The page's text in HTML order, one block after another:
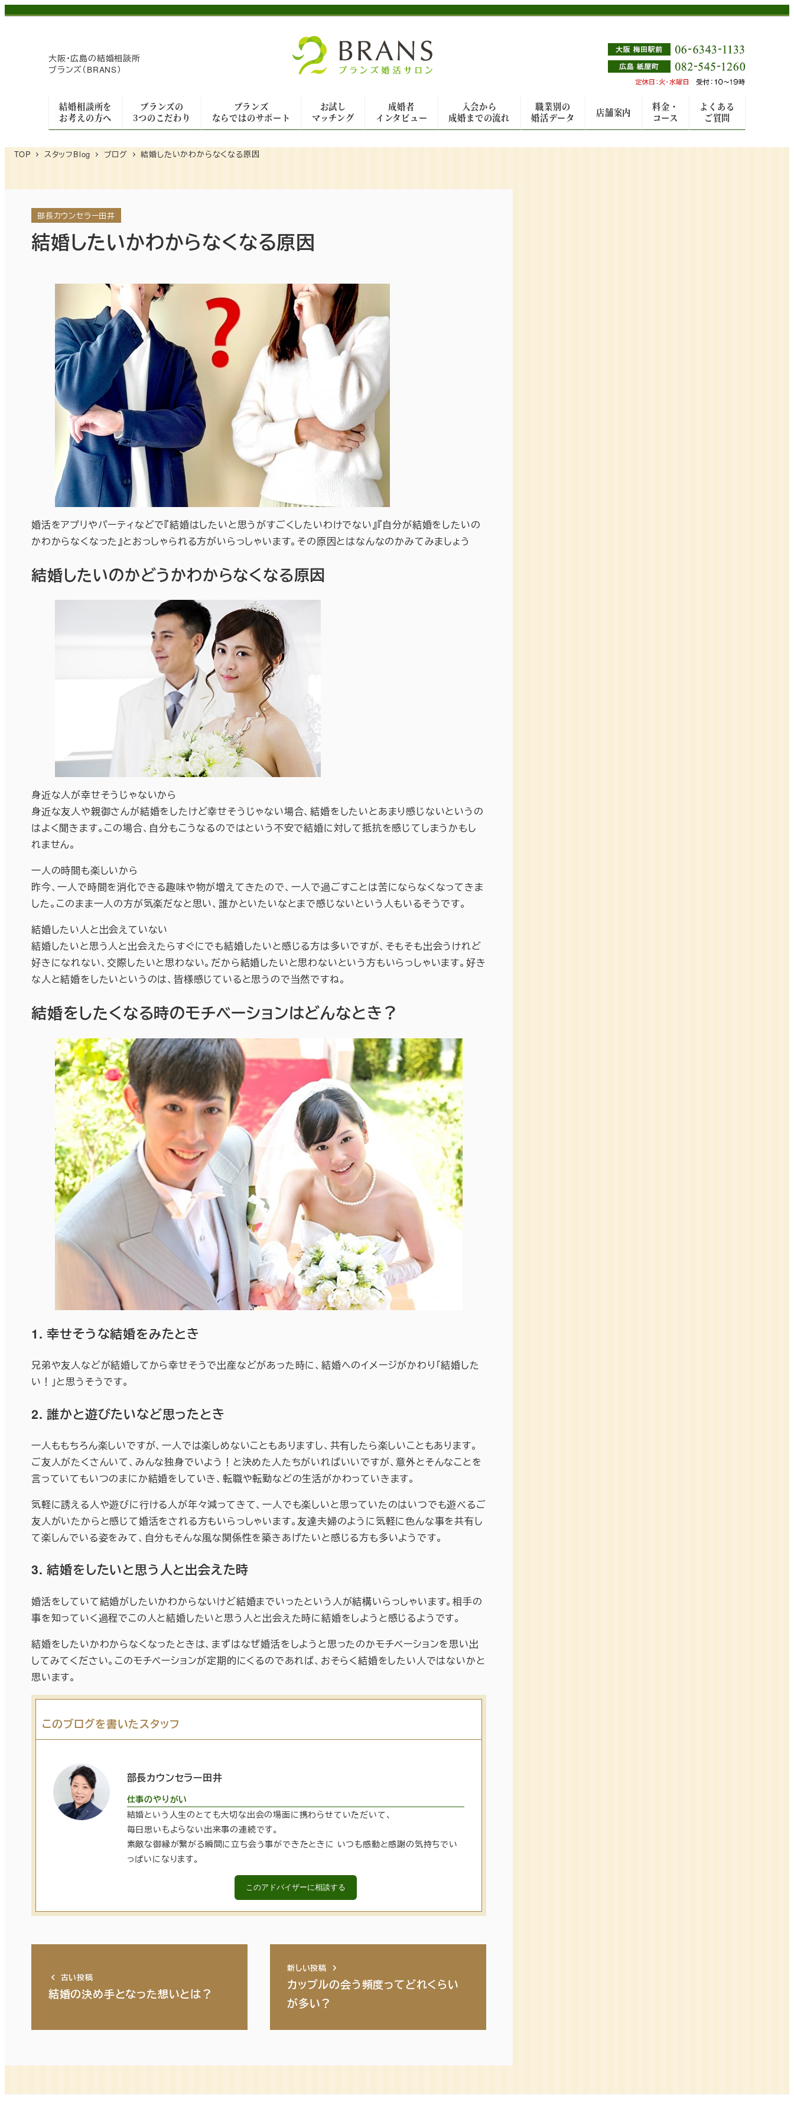
メ
へ
大阪・広島の結婚相談所
ブランズ（BRANS）
結婚相談所を
お考えの方へ
ブランズの
3つのこだわり
ブランズ
ならではのサポート
お試し
マッチング
成婚者
インタビュー
入会から
成婚までの流れ
職業別の
婚活データ
店舗案内
料金・
コース
よくある
ご質問
TOP スタッフBlog ブログ 結婚したいかわからなくなる原因
部長カウンセラー田井
結婚したいかわからなくなる原因
婚活をアプリやパーティなどで『結婚はしたいと思うがすごくしたいわけでない』『自分が結婚をしたいの
かわからなくなった』とおっしゃられる方がいらっしゃいます。その原因とはなんなのかみてみましょう
結婚したいのかどうかわからなくなる原因
身近な人が幸せそうじゃないから
身近な友人や親御さんが結婚をしたけど幸せそうじゃない場合、結婚をしたいとあまり感じないというの
はよく聞きます。この場合、自分もこうなるのではという不安で結婚に対して抵抗を感じてしまうかもし
れません。
一人の時間も楽しいから
昨今、一人で時間を消化できる趣味や物が増えてきたので、一人で過ごすことは苦にならなくなってきま
した。このまま一人の方が気楽だなと思い、誰かといたいなとまで感じないという人もいるそうです。
結婚したい人と出会えていない
結婚したいと思う人と出会えたらすぐにでも結婚したいと感じる方は多いですが、そもそも出会うけれど
好きになれない、交際したいと思わない。だから結婚したいと思わないという方もいらっしゃいます。好き
な人と結婚をしたいというのは、皆様感じていると思うので当然ですね。
結婚をしたくなる時のモチベーションはどんなとき？
1. 幸せそうな結婚をみたとき
兄弟や友人などが結婚してから幸せそうで出産などがあった時に、結婚へのイメージがかわり「結婚した
い！」と思うそうです。
2. 誰かと遊びたいなど思ったとき
一人ももちろん楽しいですが、一人では楽しめないこともありますし、共有したら楽しいこともあります。
ご友人がたくさんいて、みんな独身でいよう！と決めた人たちがいればいいですが、意外とそんなことを
言っていてもいつのまにか結婚をしていき、転職や転勤などの生活がかわっていきます。
気軽に誘える人や遊びに行ける人が年々減ってきて、一人でも楽しいと思っていたのはいつでも遊べるご
友人がいたからと感じて婚活をされる方もいらっしゃいます。友達夫婦のように気軽に色んな事を共有し
て楽しんでいる姿をみて、自分もそんな風な関係性を築きあげたいと感じる方も多いようです。
3. 結婚をしたいと思う人と出会えた時
婚活をしていて結婚がしたいかわからないけど結婚までいったという人が結構いらっしゃいます。相手の
事を知っていく過程でこの人と結婚したいと思う人と出会えた時に結婚をしようと感じるようです。
結婚をしたいかわからなくなったときは、まずはなぜ婚活をしようと思ったのかモチベーションを思い出
してみてください。このモチベーションが定期的にくるのであれば、おそらく結婚をしたい人ではないかと
思います。
このブログを書いたスタッフ
部長カウンセラー田井
仕事のやりがい
結婚という人生のとても大切な出会の場面に携わらせていただいて、
毎日思いもよらない出来事の連続です。
素敵な御縁が繋がる瞬間に立ち会う事ができたときに いつも感動と感謝の気持ちでい
っぱいになります。
このアドバイザーに相談する
古い投稿
結婚の決め手となった想いとは？
新しい投稿
カップルの会う頻度ってどれくらい
が多い？